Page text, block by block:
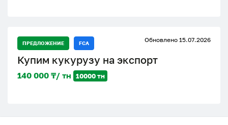
ПРЕДЛОЖЕНИЕ FCA Обновлено 15.07.2026
Купим кукурузу на экспорт
140 000 ₸/ тн 10000 тн